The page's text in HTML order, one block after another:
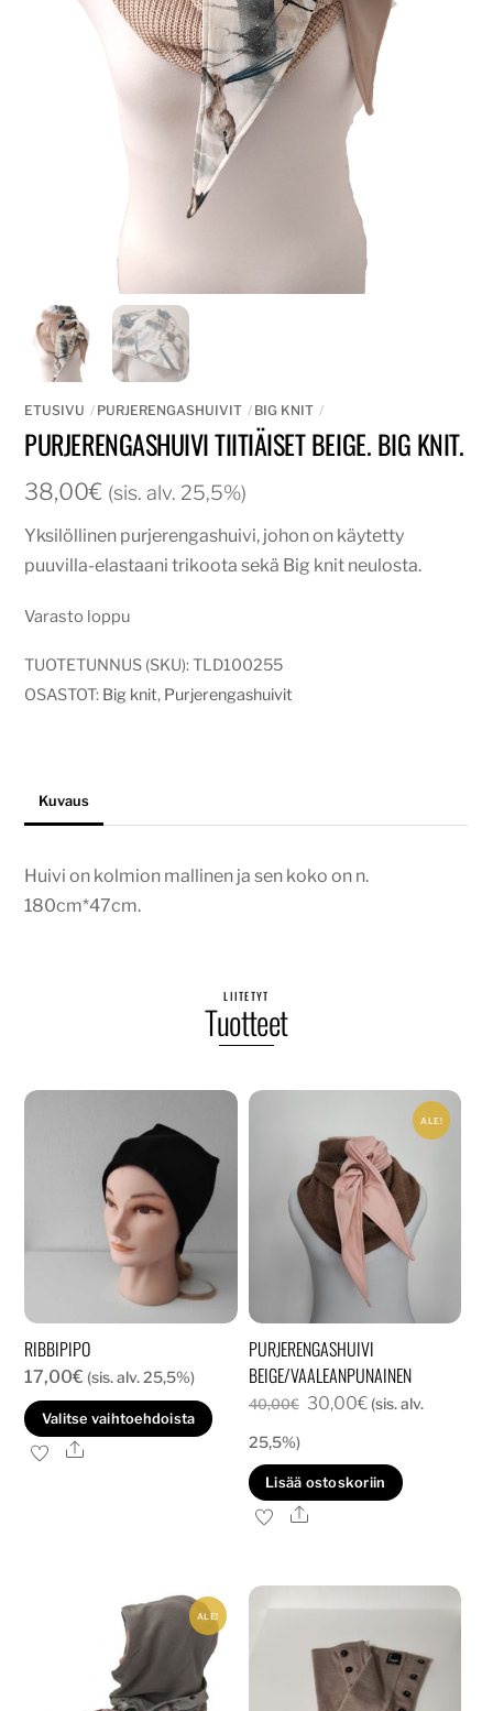
ETUSIVU PURJERENGASHUIVIT BIG KNIT
PURJERENGASHUIVI TIITIÄISET BEIGE. BIG KNIT.
38,00€ (sis. alv. 25,5%)
Yksilöllinen purjerengashuivi, johon on käytetty
puuvilla-elastaani trikoota sekä Big knit neulosta.
Varasto loppu
TUOTETUNNUS (SKU):TLD100255
OSASTOT: Big knit, Purjerengashuivit
Kuvaus
Huivi on kolmion mallinen ja sen koko on n.
180cm*47cm.
LIITETYT
Tuotteet
RIBBIPIPO
17,00€ (sis. alv. 25,5%)
Valitse vaihtoehdoista
Tällä
tuotteella
useampi
muunnelma.
tehdä
valinnat
Ale
ALE!
PURJERENGASHUIVI
BEIGE/VAALEANPUNAINEN
40,00€ Alkuperäinen
oli:
40,00€.
30,00€Nykyinen
on:
30,00€.
(sis. alv.
25,5%)
Lisää ostoskoriin
Ale
ALE!